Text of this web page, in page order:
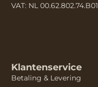
Klantenservice
Betaling & Levering
VAT: NL 00.62.802.74.B01